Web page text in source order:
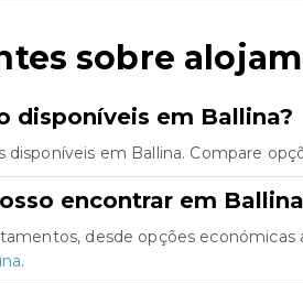
sobre
disponíveis em Ballina?
em Ballina. Compare
encontrar em
desde opções
.